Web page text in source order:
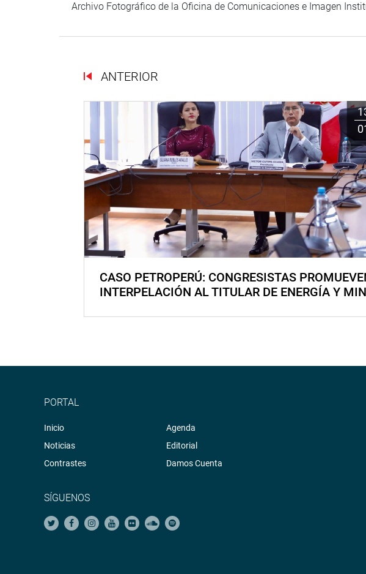
Archivo Fotográfico de la Oficina de Comunicaciones e Imagen
ANTERIOR
CASO PETROPERÚ: CONGRESISTAS
INTERPELACIÓN AL TITULAR DE ENERGÍA Y
PORTAL
Inicio
Noticias
Contrastes
Agenda
Editorial
Damos Cuenta
SÍGUENOS